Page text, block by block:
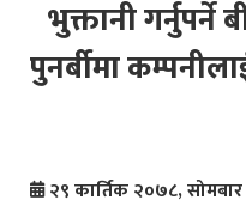
भुक्तानी गर्नुपर्ने
पुनर्बीमा
२९ कार्तिक २०७८,